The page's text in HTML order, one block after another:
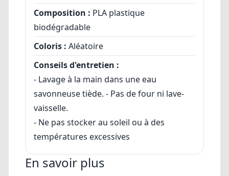
En savoir plus
Composition : PLA plastique
biodégradable
Coloris : Aléatoire
Conseils d'entretien :
- Lavage à la main dans une eau
savonneuse tiède. - Pas de four ni lave-
vaisselle.
- Ne pas stocker au soleil ou à des
températures excessives